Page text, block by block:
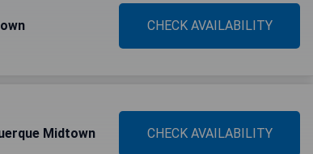
CHECK AVAILABILITY
Midtown CHECK AVAILABILITY